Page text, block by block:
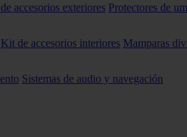
accesorios exteriores Protectores de
Kit de accesorios interiores Mamparas
Sistemas de audio y navegación